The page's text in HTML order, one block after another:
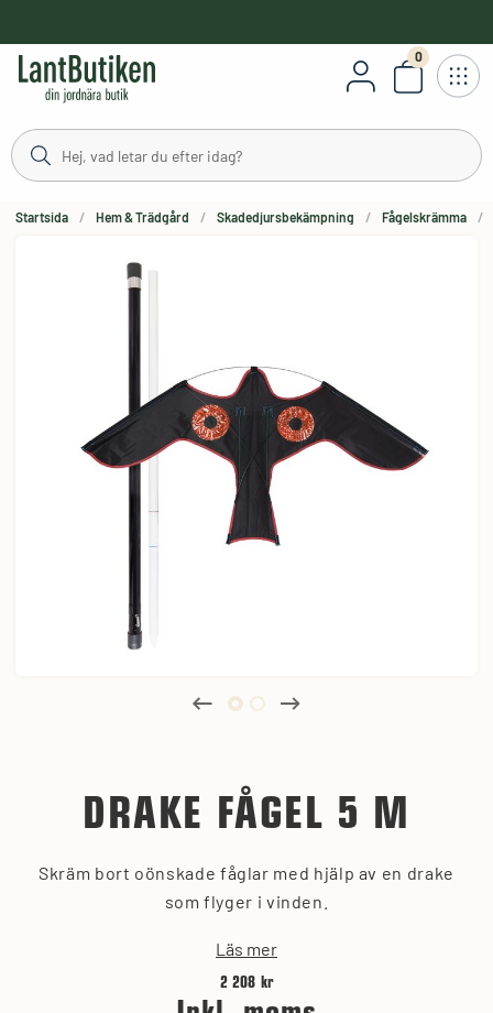
0
Antal
Startsida Hem & Trädgård Skadedjursbekämpning Fågelskrämma
DRAKE FÅGEL 5 M
Skräm bort oönskade fåglar med hjälp av en drake
som flyger i vinden.
Läs mer
2 208 kr